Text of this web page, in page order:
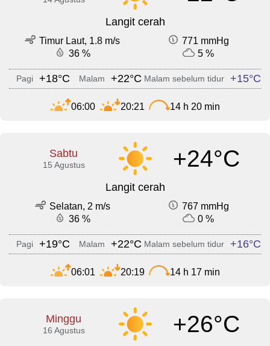
Langit cerah
Timur Laut, 1.8 m/s
771 mmHg
36 %
5 %
Pagi +18°C Malam +22°C Malam sebelum tidur +15°C
06:00 20:21 14 h 20 min
Sabtu
15 Agustus +24°C
Langit cerah
Selatan, 2 m/s
767 mmHg
36 %
0 %
Pagi +19°C Malam +22°C Malam sebelum tidur +16°C
06:01 20:19 14 h 17 min
Minggu
16 Agustus +26°C